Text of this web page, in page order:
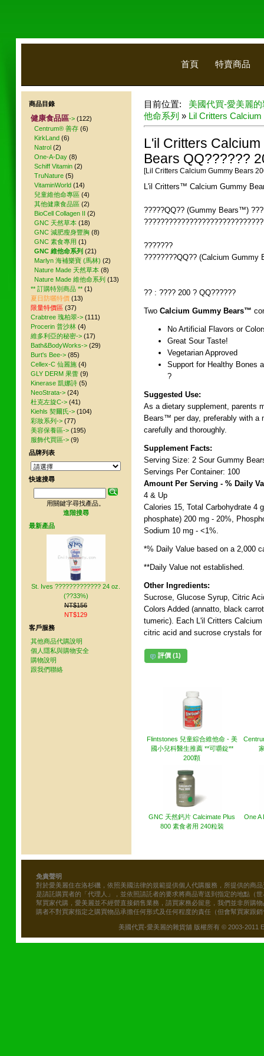
首頁 特賣商品
目前位置: 美國代買-愛美麗
他命系列 » Lil Critters
L'il Critters
Bears QQ??????
[Lil Critters Calcium Gummy Bears
L'il Critters™ Calcium Gummy
?????QQ?? (Gummy Bears™)
???????
????????QQ?? (Calcium Gummy
?? : ???? 200 ? QQ??????
Two Calcium Gummy Bears™
No Artificial Flavors or
Great Sour Taste!
Vegetarian Approved
Support for Healthy Bones
?
Suggested Use:
As a dietary supplement, parents
Bears™ per day, preferably with a
carefully and thoroughly.
Supplement Facts:
Serving Size: 2 Sour Gummy
Servings Per Container: 100
Amount Per Serving - % Daily
4 & Up
Calories 15, Total Carbohydrate 4
phosphate) 200 mg - 20%,
Sodium 10 mg - <1%.
*% Daily Value based on a 2,000
**Daily Value not established.
Other Ingredients:
Sucrose, Glucose Syrup, Citric
Colors Added (annatto, black
tumeric). Each L'il Critters
citric acid and sucrose crystals
評價 (1)
Flintstones 兒童綜合維他命 - 美
國小兒科醫生推薦 **可嚼錠**
200顆
GNC 天然鈣片 Calcimate Plus
800 素食者用 240粒裝
One A
商品目錄
健康食品區-> (122)
Centrum® 善存 (6)
KirkLand (6)
Natrol (2)
One-A-Day (8)
Schiff Vitamin (2)
TruNature (5)
VitaminWorld (14)
兒童維他命專區 (4)
其他健康食品區 (2)
BioCell Collagen II (2)
GNC 天然草本 (18)
GNC 減肥瘦身豐胸 (8)
GNC 素食專用 (1)
GNC 維他命系列 (21)
Marlyn 海補樂寶 (馬林) (2)
Nature Made 天然草本 (8)
Nature Made 維他命系列 (13)
** 訂購特別商品 ** (1)
夏日防曬特價 (13)
限量特價區 (37)
Crabtree 瑰柏翠-> (111)
Procerin 普沙林 (4)
維多利亞的秘密-> (17)
Bath&BodyWorks-> (29)
Burt's Bee-> (85)
Cellex-C 仙麗施 (4)
GLY DERM 果蕾 (9)
Kinerase 凱娜詩 (5)
NeoStrata-> (24)
杜克左旋C-> (41)
Kiehls 契爾氏-> (104)
彩妝系列-> (77)
美容保養區-> (195)
服飾代買區-> (9)
品牌列表
快速搜尋
用關鍵字尋找產品。
進階搜尋
最新產品
St. Ives ????????????? 24 oz.
(??33%)
NT$156
NT$129
客戶服務
其他商品代購說明
個人隱私與購物安全
購物說明
跟我們聯絡
免責聲明
對於愛美麗住在洛杉磯，依照美國法律的規範提供個人代購服務，所提供的商
是請託購買者的「代理人」，並依照請託者的要求將商品寄送到指定的地點（
幫買家代購，愛美麗並不經營直接銷售業務，請買家務必留意，我們並非所購
購者不對買家指定之購買物品承擔任何形式及任何程度的責任（但會幫買家跟
美國代買-愛美麗的雜貨舖 版權所有 © 2003-2011